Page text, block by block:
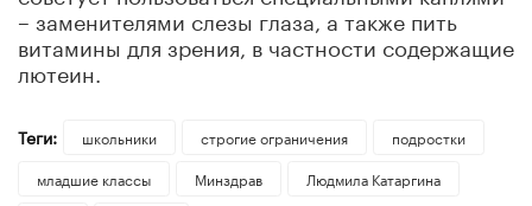
– заменителями слезы глаза, а также пить
витамины для зрения, в частности содержащие
лютеин.
Теги: школьники строгие ограничения
подростки
младшие классы
Минздрав
Людмила Катаргина